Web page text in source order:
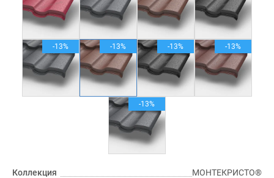
-13% -13% -13% -13%
-13%
Коллекция
МОНТЕКРИСТО®